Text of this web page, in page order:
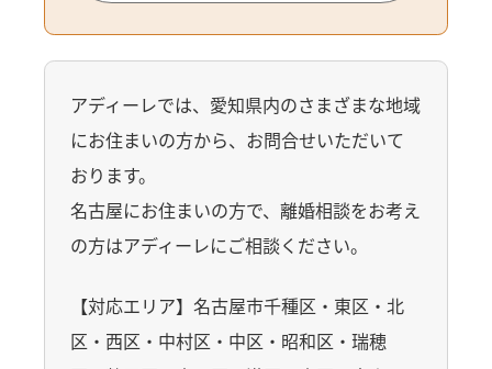
アディーレでは、愛知県内のさまざまな地域
にお住まいの方から、お問合せいただいて
おります。
名古屋にお住まいの方で、離婚相談をお考え
の方はアディーレにご相談ください。
【対応エリア】名古屋市千種区・東区・北
区・西区・中村区・中区・昭和区・瑞穂